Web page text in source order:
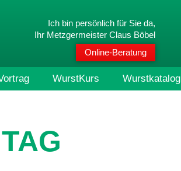
Ich bin persönlich für Sie da,
Ihr Metzgermeister Claus Böbel
Online-Beratung
WurstKurs Wurstkatalog